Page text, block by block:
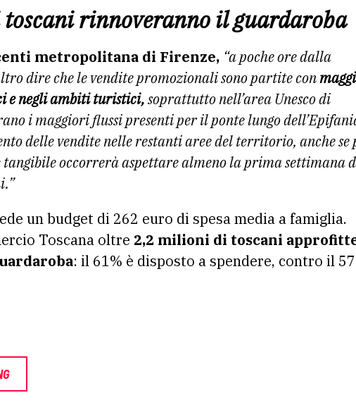
rinnoveranno il guardaroba
metropolitana di Firenze, “a poche ore dalla
dire che le venditepromozionali sono partite con
e negli ambiti turistici,soprattutto nell’area Unesco di
i maggiori flussi presenti per ilponte lungo
dellevendite nelle restanti aree del territorio, anche se
occorrerà aspettare almeno laprima settimana
un budget di 262 euro di spesa media a famiglia.
Toscana oltre 2,2 milioni di toscani
: il 61% è disposto a spendere, contro il